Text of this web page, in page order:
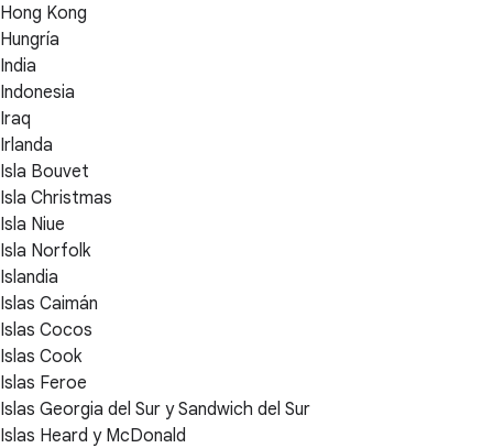
Hong Kong
Hungría
India
Indonesia
Iraq
Irlanda
Isla Bouvet
Isla Christmas
Isla Niue
Isla Norfolk
Islandia
Islas Caimán
Islas Cocos
Islas Cook
Islas Feroe
Islas Georgia del Sur y Sandwich del Sur
Islas Heard y McDonald